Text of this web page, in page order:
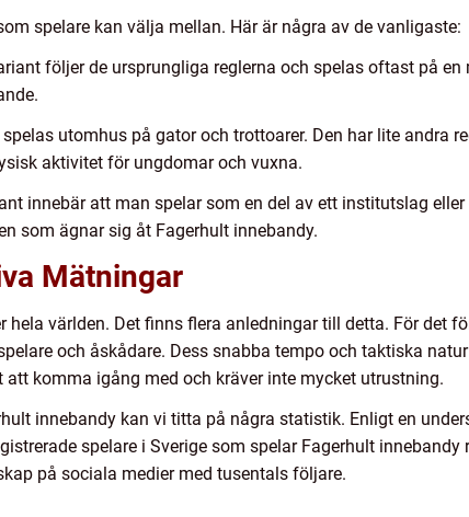
spelare kan välja mellan. Här är några av de vanligaste:
följer de ursprungliga reglerna och spelas oftast på
utomhus på gator och trottoarer. Den har lite andra
aktivitet för ungdomar och vuxna.
innebär att man spelar som en del av ett institutslag
som ägnar sig åt Fagerhult innebandy.
Mätningar
världen. Det finns flera anledningar till detta. För det
och åskådare. Dess snabba tempo och taktiska
komma igång med och kräver inte mycket utrustning.
innebandy kan vi titta på några statistik. Enligt en
spelare i Sverige som spelar Fagerhult
på sociala medier med tusentals följare.